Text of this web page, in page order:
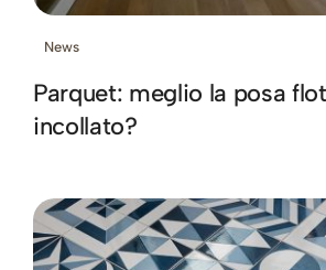
News
Parquet: meglio la posa
incollato?